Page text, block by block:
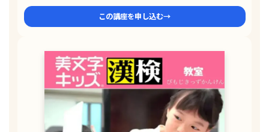
この講座を申し込む→